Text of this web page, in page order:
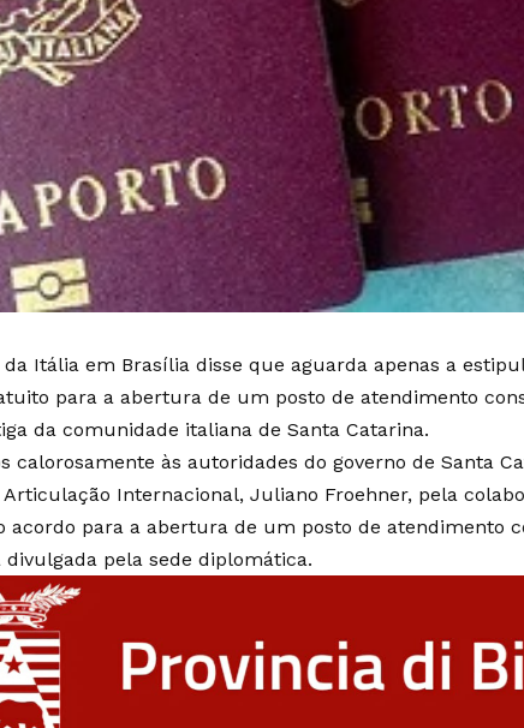
da Itália em Brasília disse que aguarda apenas a
para a abertura de um posto de atendimento
da comunidade italiana de Santa Catarina.
calorosamente às autoridades do governo de Santa
Internacional, Juliano Froehner, pela
acordo para a abertura de um posto de atendimento
pela sede diplomática.